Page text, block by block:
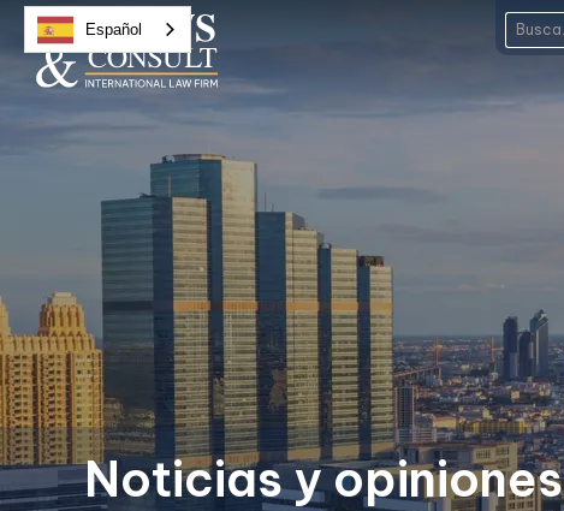
Noticias y opiniones
Español